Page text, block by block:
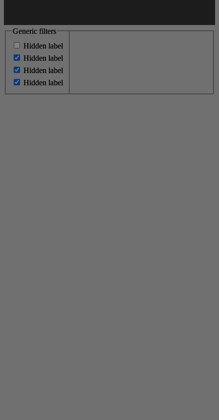
Generic filters
Hidden label
Hidden label
Hidden label
Hidden label
Generic filters
Hidden label
Hidden label
Hidden label
Hidden label